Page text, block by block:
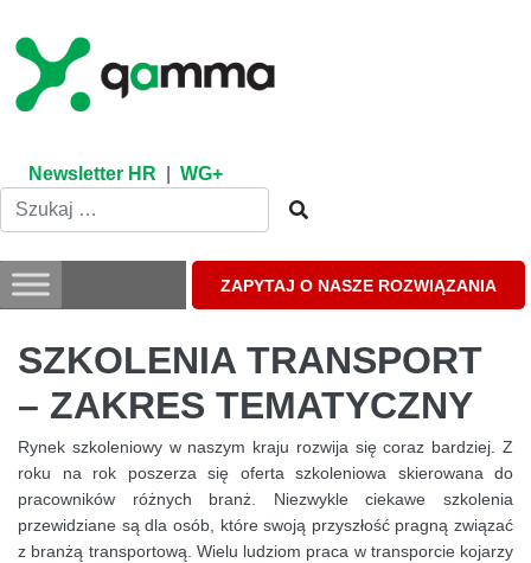
content
Newsletter HR WG+
ZAPYTAJ O NASZE ROZWIĄZANIA
SZKOLENIA TRANSPORT
– ZAKRES TEMATYCZNY
Rynek szkoleniowy w naszym kraju rozwija się coraz bardziej. Z
roku na rok poszerza się oferta szkoleniowa skierowana do
pracowników różnych branż. Niezwykle ciekawe szkolenia
przewidziane są dla osób, które swoją przyszłość pragną związać
z branżą transportową. Wielu ludziom praca w transporcie kojarzy